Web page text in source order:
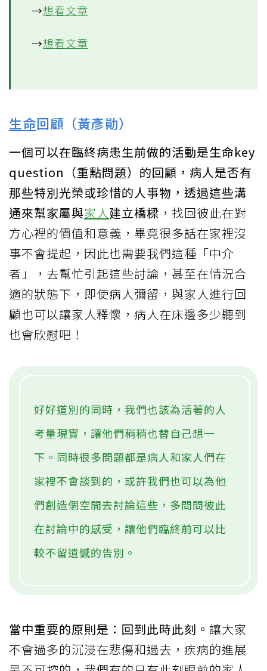
→想看文章
→想看文章
生命回顧（黃彥勛）
一個可以在臨終病患生前做的活動是生命key
question（重點問題）的回顧，病人是否有
那些特別光榮或珍惜的人事物，透過這些溝
通來幫家屬與家人建立橋樑 ，找回彼此在對
方心裡的價值和意義，畢竟很多話在家裡沒
事不會提起，因此也需要我們這種「中介
者」，去幫忙引起這些討論，甚至在情況合
適的狀態下，即使病人彌留，與家人進行回
顧也可以讓家人釋懷，病人在床邊多少聽到
也會欣慰吧！
好好道別的同時，我們也該為活著的人
考量現實，讓他們稍稍也替自己想一
下。同時很多問題都是病人和家人們在
家裡不會談到的，或許我們也可以為他
們創造個空間去討論這些，多問問彼此
在討論中的感受，讓他們臨終前可以比
較不留遺憾的告別。
當中重要的原則是：回到此時此刻。 讓大家
不會過多的沉浸在悲傷和過去，疾病的進展